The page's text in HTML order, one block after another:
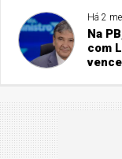
Há 2
Na
com